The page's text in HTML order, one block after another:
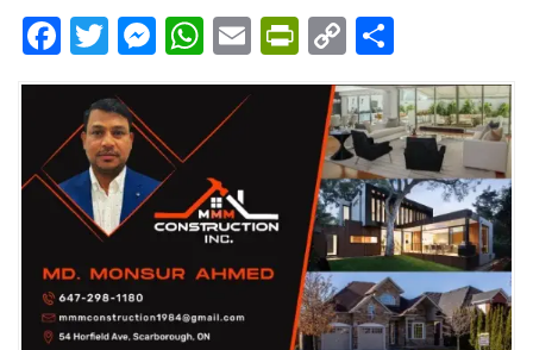
Facebook
Twitter
Messenger
WhatsApp
EmailPrintFriendly
Copy
Link